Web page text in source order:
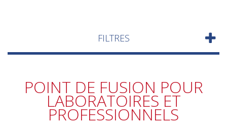
FILTRES
POINT DE FUSION POUR
LABORATOIRES ET
PROFESSIONNELS